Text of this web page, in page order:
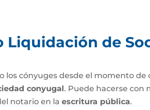
Liquidación de
los cónyuges desde el momento
conyugal. Puede hacerse con
notario en laescritura pública.